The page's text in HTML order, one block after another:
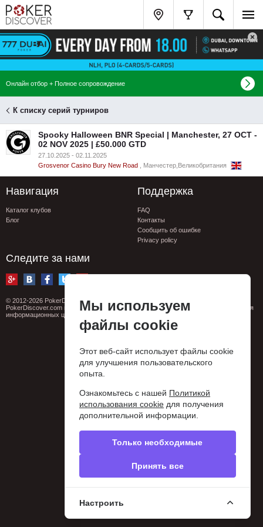
Онлайн отбор + Полное сопровождение
К списку серий турниров
Spooky Halloween BNR Special | Manchester, 27 OCT -
02 NOV 2025 | £50.000 GTD
27.10.2025 - 02.11.2025
Grosvenor Casino Bury New Road
, Манчестер,Великобритания
Навигация
Каталог клубов
Блог
Поддержка
FAQ
Контакты
Сообщить об ошибке
Privacy policy
Следите за нами
© 2012-2026 PokerDiscover.com. Все права защищены.
PokerDiscover.com не является организатором игр. Сайт предназначен только для
информационных целей. 18+
Мы используем
файлы cookie
Этот веб-сайт использует файлы cookie
для улучшения пользовательского
опыта.
Ознакомьтесь с нашей Политикой
использования cookie для получения
дополнительной информации.
Только необходимые
Принять все
Настроить